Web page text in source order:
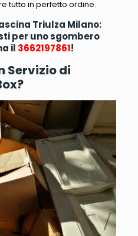
tutto in perfetto ordine.
Triulza Milano:
per uno sgombero
il 3662197861!
Servizio di